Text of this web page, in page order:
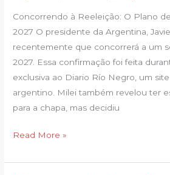
Concorrendo à Reeleição: O Plano
2027 O presidente da Argentina,
recentemente que concorrerá a um
2027. Essa confirmação foi feita
exclusiva ao Diario Río Negro, um
argentino. Milei também revelou ter
para a chapa, mas decidiu
faz
mistério
sobre
vice,
que
já
definiu
Read More »